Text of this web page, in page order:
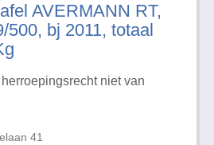
AVERMANN RT,
500, bj 2011, totaal
niet van
41